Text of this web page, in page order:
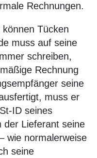
Rechnungen.
Tücken
muss auf seine
schreiben,
Rechnung
seine
muss er
ID seines
der Lieferant seine
wie normalerweise
seine